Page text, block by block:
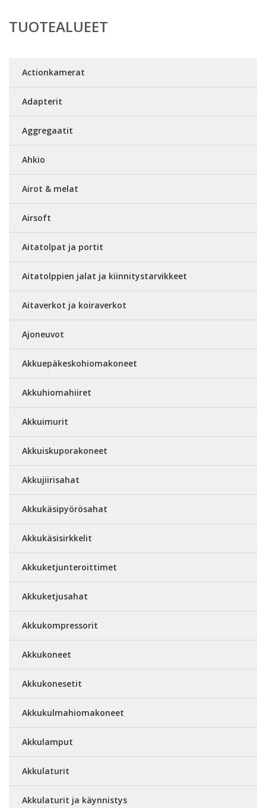
TUOTEALUEET
Actionkamerat
Adapterit
Aggregaatit
Ahkio
Airot & melat
Airsoft
Aitatolpat ja portit
Aitatolppien jalat ja kiinnitystarvikkeet
Aitaverkot ja koiraverkot
Ajoneuvot
Akkuepäkeskohiomakoneet
Akkuhiomahiiret
Akkuimurit
Akkuiskuporakoneet
Akkujiirisahat
Akkukäsipyörösahat
Akkukäsisirkkelit
Akkuketjunteroittimet
Akkuketjusahat
Akkukompressorit
Akkukoneet
Akkukonesetit
Akkukulmahiomakoneet
Akkulamput
Akkulaturit
Akkulaturit ja käynnistys